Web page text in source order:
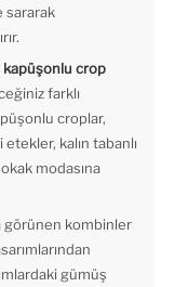
sararak
kapüşonlu crop
farklı
croplar,
kalın tabanlı
modasına
görünen kombinler
gümüş